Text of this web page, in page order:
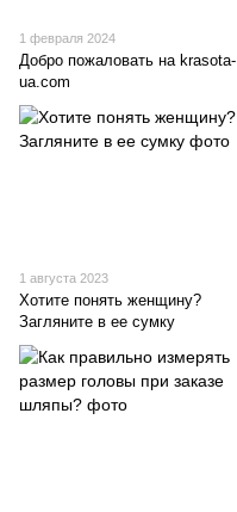
1 февраля 2024
Добро пожаловать на krasota-
ua.com
1 августа 2023
Хотите понять женщину?
Загляните в ее сумку